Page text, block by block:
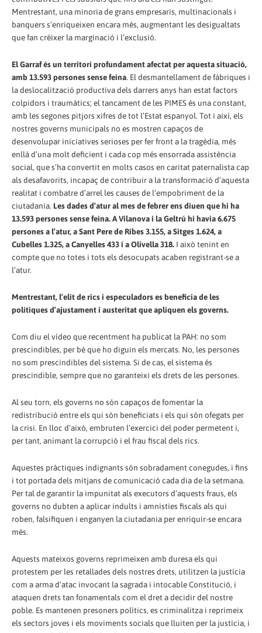
Mentrestant, una minoria de grans empresaris, multinacionals i
banquers s’enriqueixen encara més, augmentant les desigualtats
que fan créixer la marginació i l’exclusió.
El Garraf és un territori profundament afectat per aquesta situació,
amb 13.593 persones sense feina. El desmantellament de fàbriques i
la deslocalització productiva dels darrers anys han estat factors
colpidors i traumàtics; el tancament de les PIMES és una constant,
amb les segones pitjors xifres de tot l’Estat espanyol. Tot i així, els
nostres governs municipals no es mostren capaços de
desenvolupar iniciatives serioses per fer front a la tragèdia, més
enllà d’una molt deficient i cada cop més ensorrada assistència
social, que s’ha convertit en molts casos en caritat paternalista cap
als desafavorits, incapaç de contribuir a la transformació d’aquesta
realitat i combatre d’arrel les causes de l’empobriment de la
ciutadania. Les dades d’atur al mes de febrer ens diuen que hi ha
13.593 persones sense feina. A Vilanova i la Geltrú hi havia 6.675
persones a l’atur, a Sant Pere de Ribes 3.155, a Sitges 1.624, a
Cubelles 1.325, a Canyelles 433 i a Olivella 318. I això tenint en
compte que no totes i tots els desocupats acaben registrant-se a
l’atur.
Mentrestant, l’elit de rics i especuladors es beneficia de les
polítiques d’ajustament i austeritat que apliquen els governs.
Com diu el vídeo que recentment ha publicat la PAH: no som
prescindibles, per bé que ho diguin els mercats. No, les persones
no som prescindibles del sistema. Si de cas, el sistema és
prescindible, sempre que no garanteixi els drets de les persones.
Al seu torn, els governs no són capaços de fomentar la
redistribució entre els qui són beneficiats i els qui són ofegats per
la crisi. En lloc d’això, embruten l’exercici del poder permetent i,
per tant, animant la corrupció i el frau fiscal dels rics.
Aquestes pràctiques indignants són sobradament conegudes, i fins
i tot portada dels mitjans de comunicació cada dia de la setmana.
Per tal de garantir la impunitat als executors d’aquests fraus, els
governs no dubten a aplicar indults i amnisties fiscals als qui
roben, falsifiquen i enganyen la ciutadania per enriquir-se encara
més.
Aquests mateixos governs reprimeixen amb duresa els qui
protestem per les retallades dels nostres drets, utilitzen la justícia
com a arma d’atac invocant la sagrada i intocable Constitució, i
ataquen drets tan fonamentals com el dret a decidir del nostre
poble. Es mantenen presoners polítics, es criminalitza i reprimeix
els sectors joves i els moviments socials que lluiten per la justícia, i